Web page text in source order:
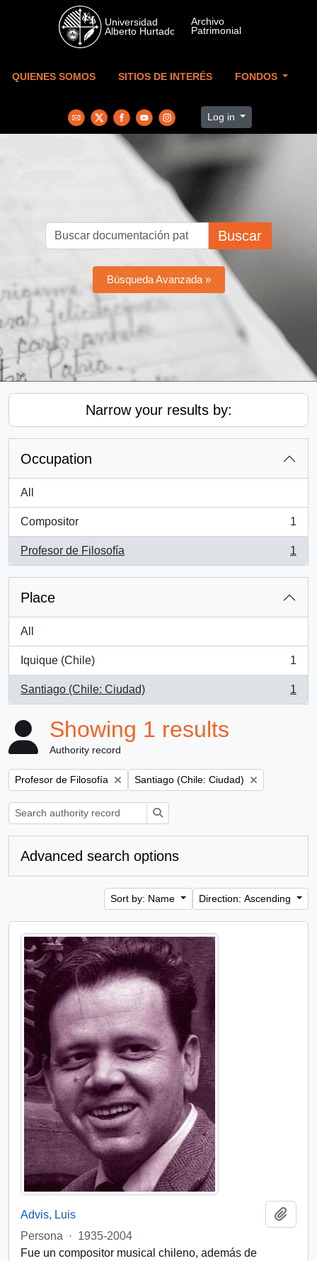
Skip to main content
QUIENES SOMOS SITIOS DE INTERÉS FONDOS
Log in
Buscar
Búsqueda Avanzada »
Narrow your results by:
Occupation
All
Compositor
, 1 results
1
Profesor de Filosofía
, 1 results
1
Place
All
Iquique (Chile)
, 1 results
1
Santiago (Chile: Ciudad)
, 1 results
1
Showing 1 results
Authority record
Remove filter:
Profesor de Filosofía Remove filter:
Santiago (Chile: Ciudad)
Advanced search options
Sort by: Name Direction: Ascending
Advis, Luis
Persona
· 1935-2004
Fue un compositor musical chileno, además de